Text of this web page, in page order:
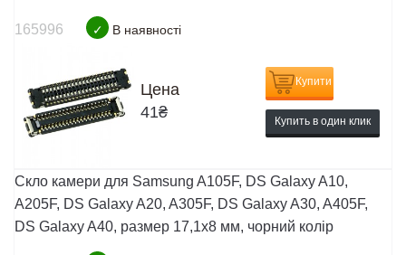
165996 ✓ В наявності
Цена
41₴
Купити
Купить в один клик
Скло камери для Samsung A105F, DS Galaxy A10,
A205F, DS Galaxy A20, A305F, DS Galaxy A30, A405F,
DS Galaxy A40, размер 17,1x8 мм, чорний колір